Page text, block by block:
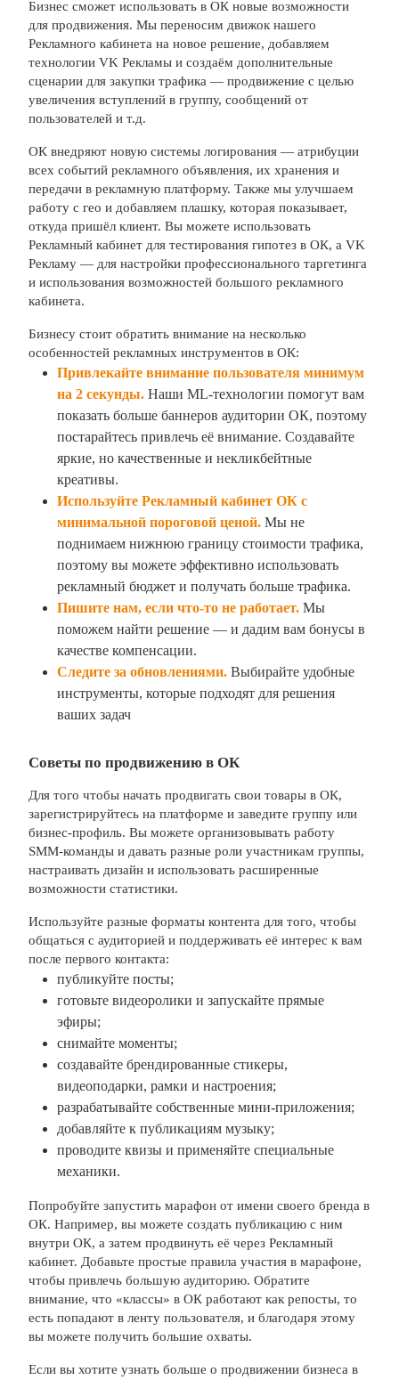
Бизнес сможет использовать в ОК новые возможности
для продвижения. Мы переносим движок нашего
Рекламного кабинета на новое решение, добавляем
технологии VK Рекламы и создаём дополнительные
сценарии для закупки трафика — продвижение с целью
увеличения вступлений в группу, сообщений от
пользователей и т.д.
ОК внедряют новую системы логирования — атрибуции
всех событий рекламного объявления, их хранения и
передачи в рекламную платформу. Также мы улучшаем
работу с гео и добавляем плашку, которая показывает,
откуда пришёл клиент. Вы можете использовать
Рекламный кабинет для тестирования гипотез в ОК, а VK
Рекламу — для настройки профессионального таргетинга
и использования возможностей большого рекламного
кабинета.
Бизнесу стоит обратить внимание на несколько
особенностей рекламных инструментов в ОК:
Привлекайте внимание пользователя минимум
на 2 секунды. Наши ML-технологии помогут вам
показать больше баннеров аудитории ОК, поэтому
постарайтесь привлечь её внимание. Создавайте
яркие, но качественные и некликбейтные
креативы.
Используйте Рекламный кабинет ОК с
минимальной пороговой ценой. Мы не
поднимаем нижнюю границу стоимости трафика,
поэтому вы можете эффективно использовать
рекламный бюджет и получать больше трафика.
Пишите нам, если что-то не работает. Мы
поможем найти решение — и дадим вам бонусы в
качестве компенсации.
Следите за обновлениями. Выбирайте удобные
инструменты, которые подходят для решения
ваших задач
Советы по продвижению в ОК
Для того чтобы начать продвигать свои товары в ОК,
зарегистрируйтесь на платформе и заведите группу или
бизнес-профиль. Вы можете организовывать работу
SMM-команды и давать разные роли участникам группы,
настраивать дизайн и использовать расширенные
возможности статистики.
Используйте разные форматы контента для того, чтобы
общаться с аудиторией и поддерживать её интерес к вам
после первого контакта:
публикуйте посты;
готовьте видеоролики и запускайте прямые
эфиры;
снимайте моменты;
создавайте брендированные стикеры,
видеоподарки, рамки и настроения;
разрабатывайте собственные мини-приложения;
добавляйте к публикациям музыку;
проводите квизы и применяйте специальные
механики.
Попробуйте запустить марафон от имени своего бренда в
ОК. Например, вы можете создать публикацию с ним
внутри ОК, а затем продвинуть её через Рекламный
кабинет. Добавьте простые правила участия в марафоне,
чтобы привлечь большую аудиторию. Обратите
внимание, что «классы» в ОК работают как репосты, то
есть попадают в ленту пользователя, и благодаря этому
вы можете получить большие охваты.
Если вы хотите узнать больше о продвижении бизнеса в